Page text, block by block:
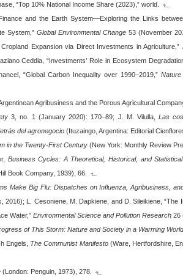
“Top 10% National Income Share (2023),” world.
and the Earth System—Exploring the Links
System,” Global Environmental Change 53 (November
Expansion via Direct Investments in Agriculture,”
Ceddia, “Investments’ Role in Ecosystem
“Global Carbon Inequality over 1990–2019,” Nature
Agribusiness and the Porous Agricultural
3, no. 1 (January 2020): 170–89; J. M. Vilulla, Las
del agronegocio (Ituzaingo, Argentina: Editorial
in the Twenty-First Century (New York: Monthly Review
Business Cycles: A Theoretical, Historical, and
Book Company, 1939), 66.
Make Big Flu: Dispatches on Influenza, Agribusiness,
2016); L. Cesoniene, M. Dapkiene, and D. Sileikiene,
Water,” Environmental Science and Pollution Research 26
of This Storm: Nature and Society in a Warming World
Engels, The Communist Manifesto(Ware, Hertfordshire,
(London: Penguin, 1973), 278.